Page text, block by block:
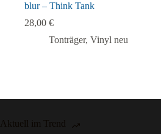
blur – Think Tank
28,00 €
Tonträger, Vinyl neu
Aktuell im Trend